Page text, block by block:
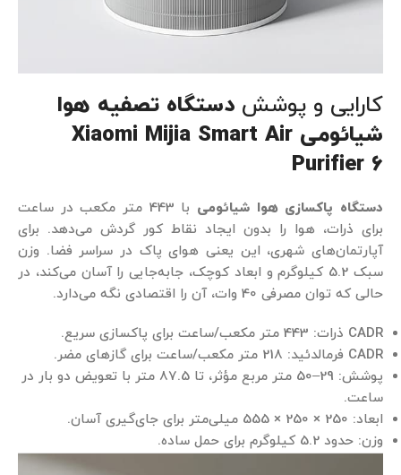
کارایی و پوشش دستگاه تصفیه هوا
شیائومی Xiaomi Mijia Smart Air
Purifier 6
دستگاه پاکسازی هوا شیائومی
با 443 متر مکعب در ساعت
برای ذرات، هوا را بدون ایجاد نقاط کور گردش می‌دهد. برای
آپارتمان‌های شهری، این یعنی هوای پاک در سراسر فضا. وزن
سبک 5.2 کیلوگرم و ابعاد کوچک، جابه‌جایی را آسان می‌کند، در
حالی که توان مصرفی 40 وات، آن را اقتصادی نگه می‌دارد.
CADR ذرات: 443 متر مکعب/ساعت برای پاکسازی سریع.
CADR فرمالدئید: 218 متر مکعب/ساعت برای گازهای مضر.
پوشش: 29–50 متر مربع مؤثر، تا 87.5 متر با تعویض دو بار در
ساعت.
ابعاد: 250 × 250 × 555 میلی‌متر برای جای‌گیری آسان.
وزن: حدود 5.2 کیلوگرم برای حمل ساده.